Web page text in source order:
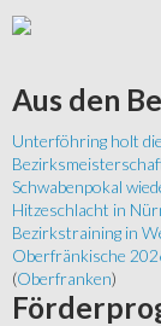
Aus den
Unterföhring holt
Schwabenpokal
Hitzeschlacht in
Bezirkstraining in
Oberfränkische
(Oberfranken)